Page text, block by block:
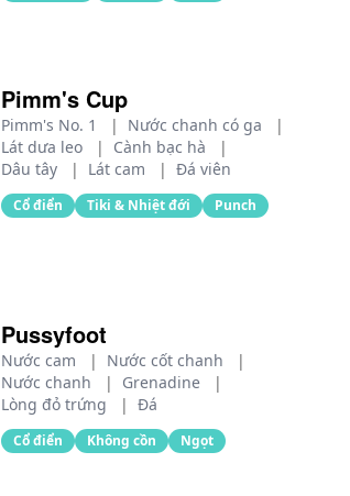
Pimm's Cup
Pimm's No. 1 | Nước chanh có ga
|
Lát dưa leo
| Cành bạc hà
|
Dâu tây
| Lát cam | Đá viên
Cổ điển Tiki & Nhiệt đới Punch
Pussyfoot
Nước cam | Nước cốt chanh
|
Nước chanh
| Grenadine
|
Lòng đỏ trứng
| Đá
Cổ điển Không cồn Ngọt